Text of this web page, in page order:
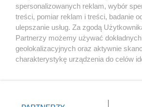
X Facebook
spersonalizowanych reklam, wybór
treści, pomiar reklam i treści, badanie
ulepszanie usług. Za zgodą
Partnerzy możemy używać
geolokalizacyjnych oraz aktywnie
charakterystykę urządzenia do celów
zmienić/wycofać klikając przycisk